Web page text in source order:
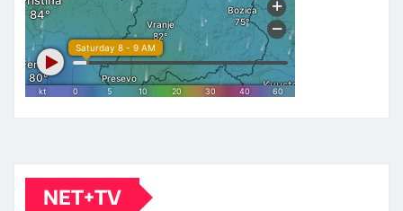
NET+TV